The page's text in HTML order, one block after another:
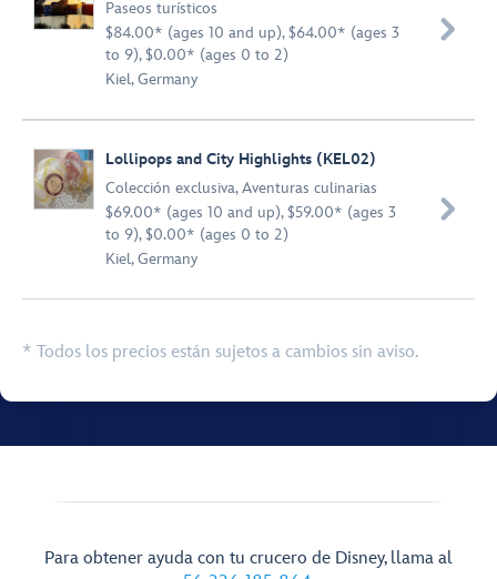
Paseos turísticos
$84.00* (ages 10 and up), $64.00* (ages 3
to 9), $0.00* (ages 0 to 2)
Kiel, Germany

Lollipops and City Highlights (KEL02)
Colección exclusiva,Aventuras culinarias
$69.00* (ages 10 and up), $59.00* (ages 3
to 9), $0.00* (ages 0 to 2)
Kiel, Germany

* Todos los precios están sujetos a cambios sin aviso.
Para obtener ayuda con tu crucero de Disney, llama al